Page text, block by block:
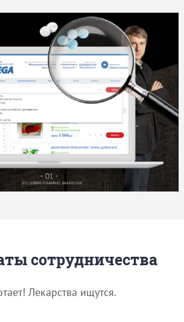
сотрудничества
Лекарства ищутся.